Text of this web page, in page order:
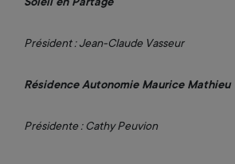
Président : Jean-Claude Vasseur
Résidence Autonomie Maurice Mathieu
Présidente : Cathy Peuvion